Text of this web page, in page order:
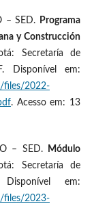
– SED.
Programa
y Construcción
Secretaría de
Disponível em:
files/2022-
. Acesso em: 13
– SED.
Módulo
Secretaría de
em:
files/2023-